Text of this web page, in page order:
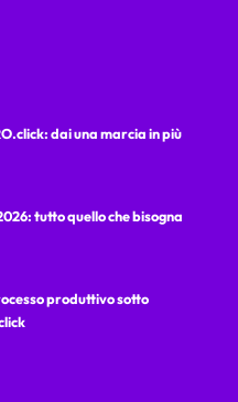
dai una marcia in più
tutto quello che bisogna
produttivo sotto